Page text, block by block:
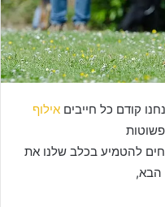
קודם כל חייבים אילוף
להטמיע בכלב שלנו את
הבא,